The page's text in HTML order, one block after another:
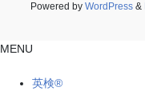
Powered by WordPress&
MENU
英検®